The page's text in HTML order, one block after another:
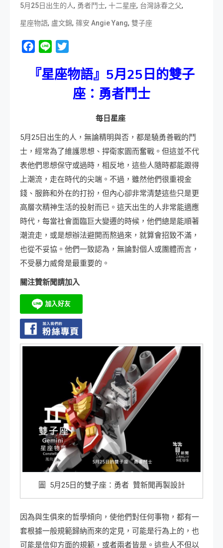
5月25日出生的人, 勇者鬥士, 十二星座, 台灣詠春之父,
星座物語, 盧文錦, 篠安 Angie Yang, 雙子座
Facebook
Line
『星座物語』 5月25 日 的雙子
座：勇者鬥士
每日星座
5月25日出生的人，無論精明與否，都是驍勇善戰的鬥
士，經常為了維護思想、捍衛家園而奮戰。但這並不代
表他們思想保守或過時，相反地，這些人隨時都能跟得
上潮流，走在時代的尖端。不過，雖然他們很重視金
錢、服飾和外在的打扮，但內心卻非常清楚這些只是更
高層次精神生活的投射而已。這天出生的人非常能適應
時代，每當社會面臨巨大變遷的時候，他們總是能順著
潮流走，或是想辦法避開而熬過來，就算會招致不滿，
也從不妥協。他們一致認為，無論對個人或團體而言，
不受暴力威脅是最重要的。
關注贊新聞請加入
圖 5月25日的雙子座：勇者 贊新聞再製設計
因為與生俱來的哲學傾向，使他們對任何事物，都有一
套根據一般規範歸納而來的定見，可能是行為上的，也
可能是信仰方面的規範，或者兩者皆是。這些人不但以